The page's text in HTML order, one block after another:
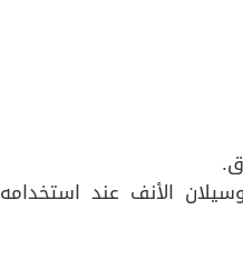
الأنف عند استخدامه